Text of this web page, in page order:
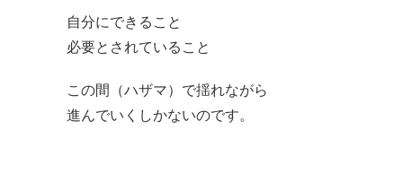
自分にできること
必要とされていること
この間（ハザマ）で揺れながら
進んでいくしかないのです。